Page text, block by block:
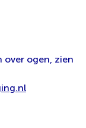
over ogen, zien